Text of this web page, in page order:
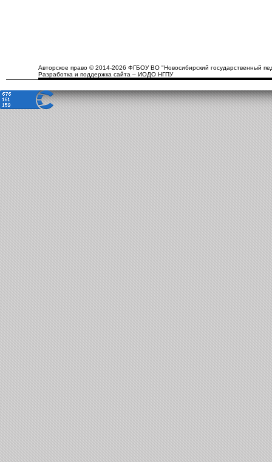
Авторское право © 2014-2026 ФГБОУ ВО "Новосибирский государственный
Разработка и поддержка сайта – ИОДО НГПУ